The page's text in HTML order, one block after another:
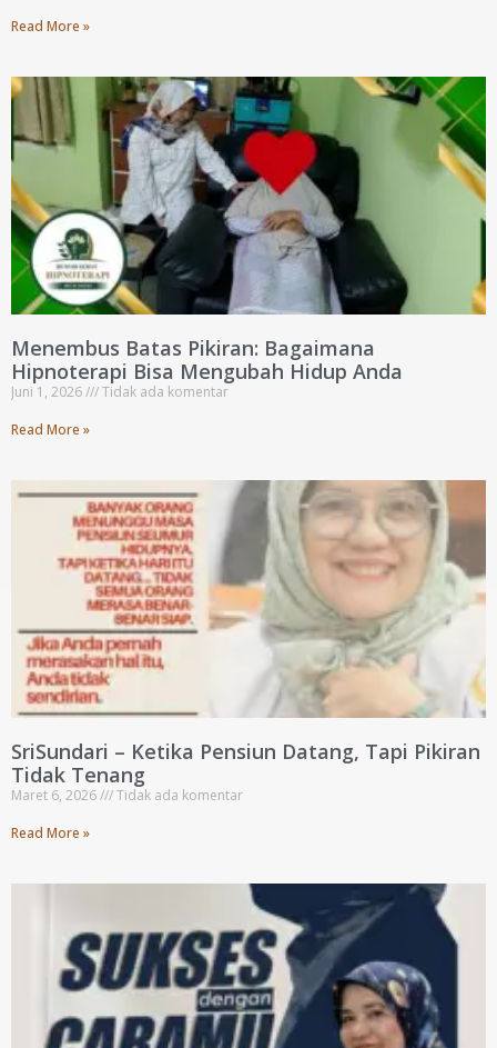
Read More »
Menembus Batas Pikiran: Bagaimana
Hipnoterapi Bisa Mengubah Hidup Anda
Juni 1, 2026
Tidak ada komentar
Read More »
SriSundari – Ketika Pensiun Datang, Tapi Pikiran
Tidak Tenang
Maret 6, 2026
Tidak ada komentar
Read More »